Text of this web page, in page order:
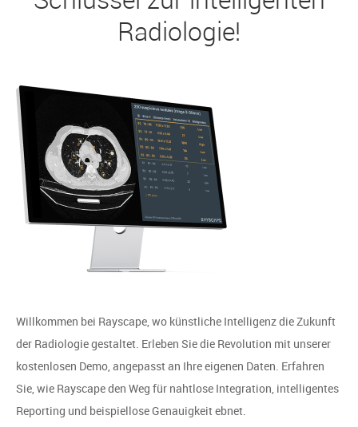
Radiologie!
Willkommen bei Rayscape, wo künstliche Intelligenz die Zukunft
der Radiologie gestaltet. Erleben Sie die Revolution mit unserer
kostenlosen Demo, angepasst an Ihre eigenen Daten. Erfahren
Sie, wie Rayscape den Weg für nahtlose Integration, intelligentes
Reporting und beispiellose Genauigkeit ebnet.